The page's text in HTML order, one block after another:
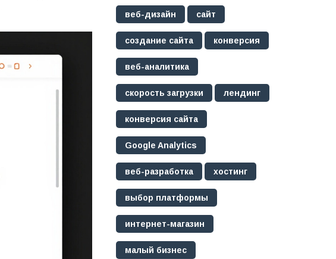
веб-дизайн сайт
создание сайта конверсия
веб-аналитика
скорость загрузки лендинг
конверсия сайта
Google Analytics
веб-разработка хостинг
выбор платформы
интернет-магазин
малый бизнес